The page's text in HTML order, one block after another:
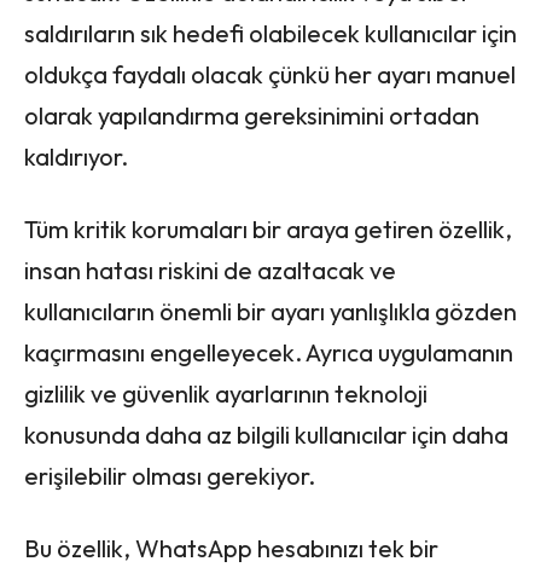
saldırıların sık hedefi olabilecek kullanıcılar için
oldukça faydalı olacak çünkü her ayarı manuel
olarak yapılandırma gereksinimini ortadan
kaldırıyor.
Tüm kritik korumaları bir araya getiren özellik,
insan hatası riskini de azaltacak ve
kullanıcıların önemli bir ayarı yanlışlıkla gözden
kaçırmasını engelleyecek. Ayrıca uygulamanın
gizlilik ve güvenlik ayarlarının teknoloji
konusunda daha az bilgili kullanıcılar için daha
erişilebilir olması gerekiyor.
Bu özellik, WhatsApp hesabınızı tek bir